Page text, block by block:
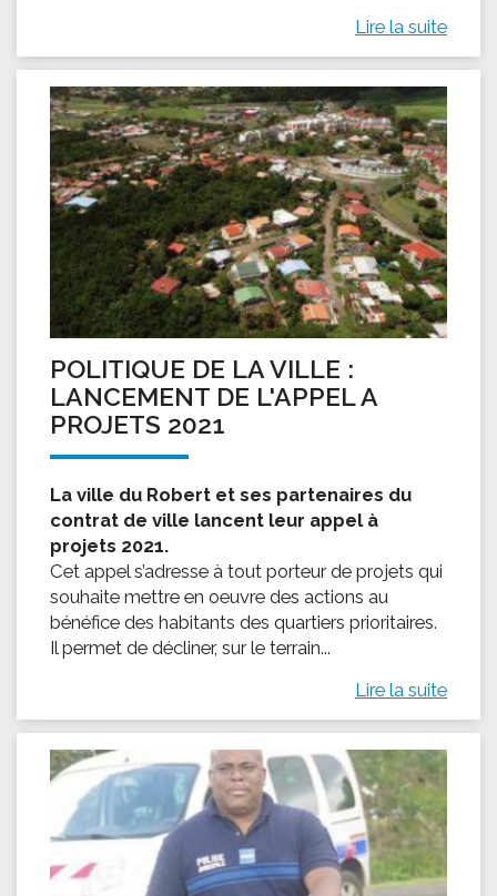
Lire la suite
POLITIQUE DE LA VILLE :
LANCEMENT DE L'APPEL A
PROJETS 2021
La ville du Robert et ses partenaires du
contrat de ville lancent leur appel à
projets 2021.
Cet appel s’adresse à tout porteur de projets qui
souhaite mettre en oeuvre des actions au
bénéfice des habitants des quartiers prioritaires.
Il permet de décliner, sur le terrain...
Lire la suite